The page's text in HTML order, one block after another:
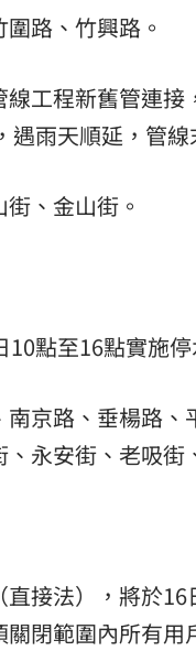
路、竹興路。
工程新舊管連接
雨天順延，管
、金山街。
點至16點實施停
京路、垂楊路
永安街、老吸街
接法），將於
閉範圍內所有用